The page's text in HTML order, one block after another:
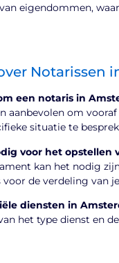
eigendommen,
Notarissen
een notaris in
aanbevolen om
situatie te
voor het opstellen
kan het nodig
de verdeling van
diensten in
het type dienst en